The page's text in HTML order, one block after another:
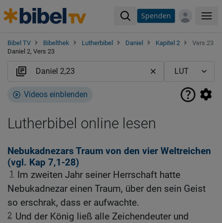
Spenden
Bibel TV Bibelthek Lutherbibel Daniel Kapitel 2
Vers 23
Daniel 2, Vers 23
Videos einblenden
Lutherbibel online lesen
Nebukadnezars Traum von den vier Weltreichen
(vgl. Kap 7,1-28)
1
Im zweiten Jahr seiner Herrschaft hatte
Nebukadnezar einen Traum, über den sein Geist
so erschrak, dass er aufwachte.
2 Und der König ließ alle Zeichendeuter und